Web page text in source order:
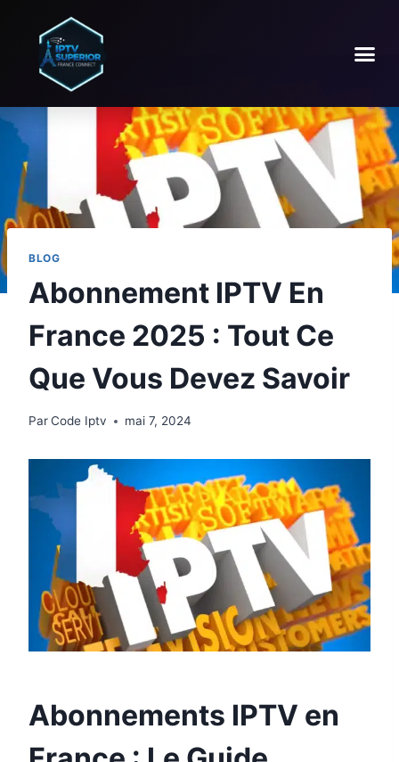
BLOG
Abonnement IPTV En
France 2025 : Tout Ce
Que Vous Devez Savoir
ParCode Iptv mai 7, 2024
Abonnements IPTV en